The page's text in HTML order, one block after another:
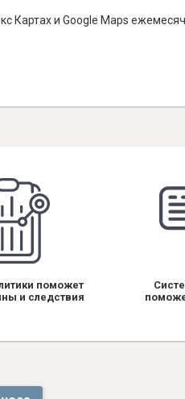
Картах и Google Maps
поможет
и следствия